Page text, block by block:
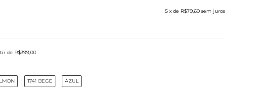
5 x de R$79,60 sem juros
de R$399,00
1741 BEGE AZUL